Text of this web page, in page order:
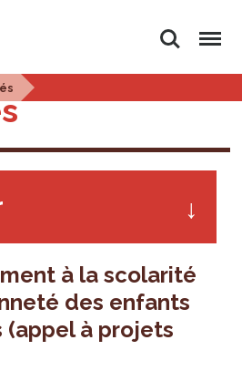
Rechercher
Menu
à la scolarité
des enfants
(appel à projets